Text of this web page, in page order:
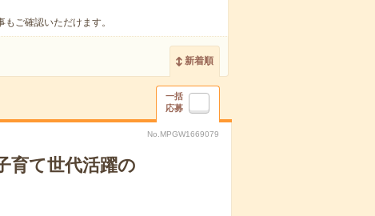
ご確認いただけます。
新着順
一括
応募
No.MPGW1669079
育て世代活躍の